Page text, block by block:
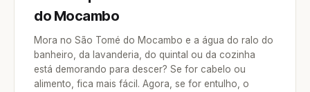
do Mocambo
Mora no São Tomé do Mocambo e a água do ralo do
banheiro, da lavanderia, do quintal ou da cozinha
está demorando para descer? Se for cabelo ou
alimento, fica mais fácil. Agora, se for entulho, o